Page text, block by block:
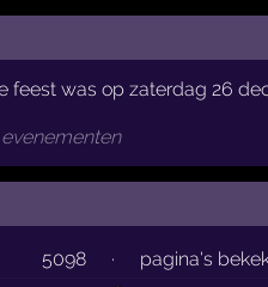
feest was op zaterdag 26
5098 ·
pagina's